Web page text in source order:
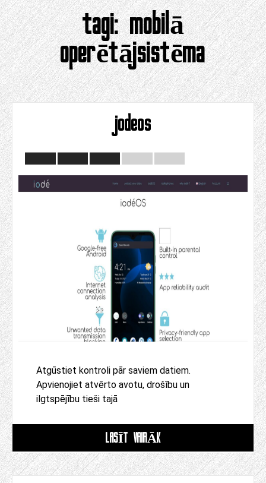
tagi:mobilā
operētājsistēma
jodeos
Atgūstiet kontroli pār saviem datiem.
Apvienojiet atvērto avotu, drošību un
ilgtspējību tieši tajā
LASĪT VAIRĀK